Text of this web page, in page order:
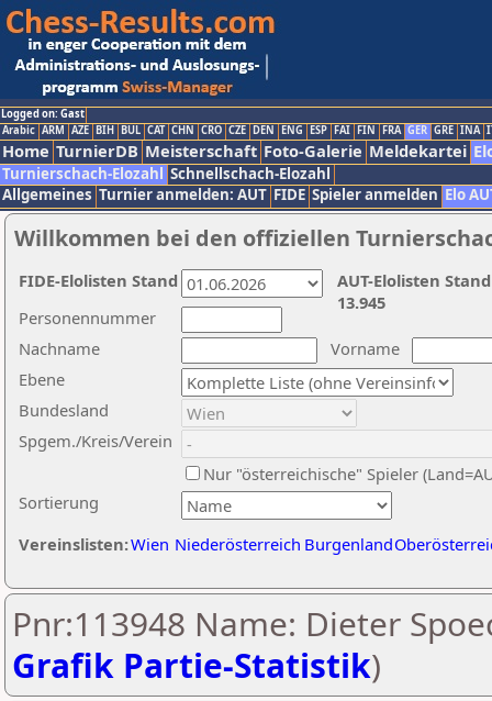
Logged on: Gast
Arabic ARM AZE BIH BUL CAT CHN CRO CZE DEN ENG ESP FAI FIN FRA GER GRE INA
Home TurnierDB Meisterschaft Foto-Galerie Meldekartei
Turnierschach-Elozahl Schnellschach-Elozahl
Allgemeines Turnier anmelden: AUT FIDE Spieler anmelden Elo
Willkommen bei den offiziellen
Nachname
Vorname
Ebene
Sortierung
Personennummer
Bundesland
Spgem./Kreis/Verein
Nur "österreichische" Spieler
Vereinslisten:Wien Niederösterreich Burgenland
AUT-Elolisten
13.945
FIDE-Elolisten Stand
Pnr:113948 Name: Dieter
Grafik Partie-Statistik)